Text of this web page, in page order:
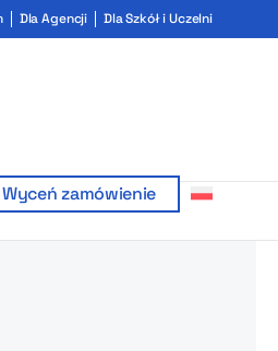
Dla Agencji Dla Szkół i Uczelni
Wyceń zamówienie
i